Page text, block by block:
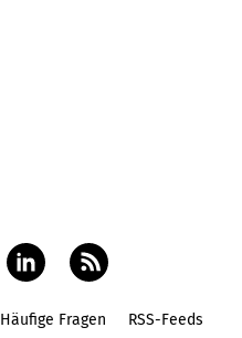
Häufige Fragen RSS-Feeds